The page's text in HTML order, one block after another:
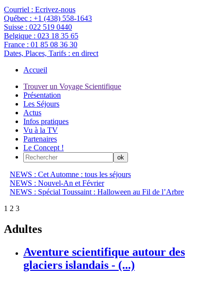
Courriel : Ecrivez-nous
Québec : +1 (438) 558-1643
Suisse : 022 519 0440
Belgique : 023 18 35 65
France : 01 85 08 36 30
Dates, Places, Tarifs : en direct
Accueil
Trouver un Voyage Scientifique
Présentation
Les Séjours
Actus
Infos pratiques
Vu à la TV
Partenaires
Le Concept !
NEWS : Cet Automne : tous les séjours
NEWS : Nouvel-An et Février
NEWS : Spécial Toussaint : Halloween au Fil de l’Arbre
1 2 3
Adultes
Aventure scientifique autour des
glaciers islandais - (...)